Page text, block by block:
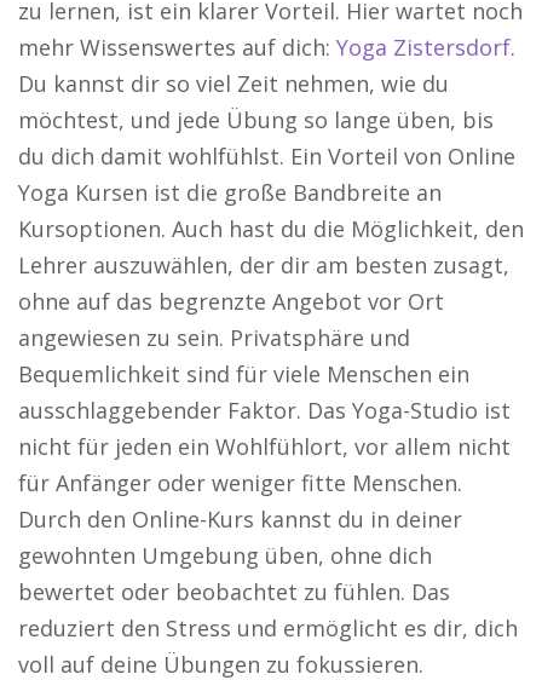
zu lernen, ist ein klarer Vorteil. Hier wartet noch
mehr Wissenswertes auf dich: Yoga Zistersdorf.
Du kannst dir so viel Zeit nehmen, wie du
möchtest, und jede Übung so lange üben, bis
du dich damit wohlfühlst. Ein Vorteil von Online
Yoga Kursen ist die große Bandbreite an
Kursoptionen. Auch hast du die Möglichkeit, den
Lehrer auszuwählen, der dir am besten zusagt,
ohne auf das begrenzte Angebot vor Ort
angewiesen zu sein. Privatsphäre und
Bequemlichkeit sind für viele Menschen ein
ausschlaggebender Faktor. Das Yoga-Studio ist
nicht für jeden ein Wohlfühlort, vor allem nicht
für Anfänger oder weniger fitte Menschen.
Durch den Online-Kurs kannst du in deiner
gewohnten Umgebung üben, ohne dich
bewertet oder beobachtet zu fühlen. Das
reduziert den Stress und ermöglicht es dir, dich
voll auf deine Übungen zu fokussieren.